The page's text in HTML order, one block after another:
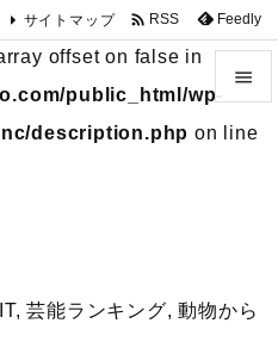
offset on false in
public_html/wp-
description.php on line
芸能ランキング, 動物から


前へ
サイトマップ  RSS Feedly